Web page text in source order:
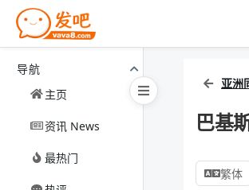
导航
主页
资讯 News
最热门
亚洲
巴基
繁体